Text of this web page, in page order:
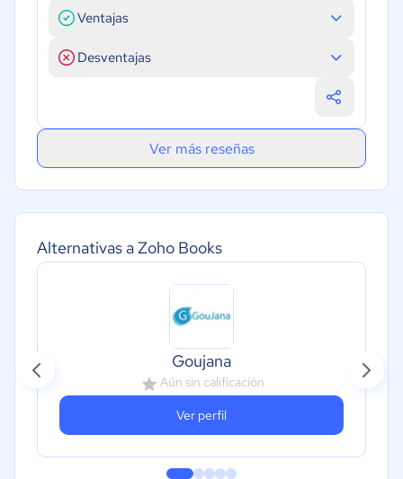
Alternativas a Zoho Books
Goujana
Aún sin calificación
Ver perfil
Ventajas
Desventajas
Ver más reseñas